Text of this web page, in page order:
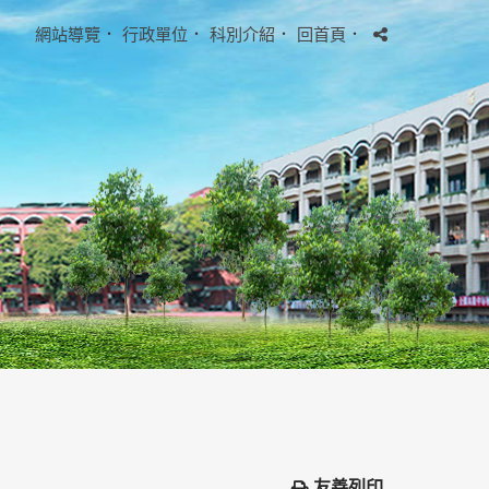
網站導覽 ． 行政單位 ． 科別介紹． 回首頁．